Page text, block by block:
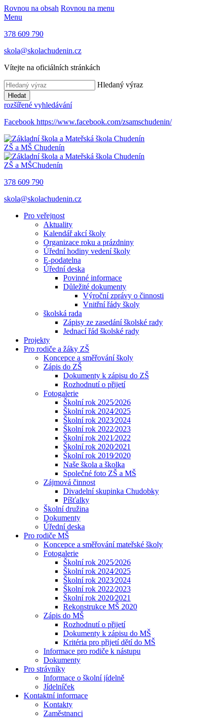
Rovnou na obsah Rovnou na menu
Menu
378 609 790
skola@skolachudenin.cz
Vítejte na oficiálních stránkách
Hledaný výraz
Hledat
rozšířené vyhledávání
Facebook https://www.facebook.com/zsamschudenin/
ZŠ a MŠ Chudenín
ZŠ a MŠChudenín
378 609 790
skola@skolachudenin.cz
Pro veřejnost
Aktuality
Kalendář akcí školy
Organizace roku a prázdniny
Úřední hodiny vedení školy
E-podatelna
Úřední deska
Povinné informace
Důležité dokumenty
Výroční zprávy o činnosti
Vnitřní řády školy
školská rada
Zápisy ze zasedání školské rady
Jednací řád školské rady
Projekty
Pro rodiče a žáky ZŠ
Koncepce a směřování školy
Zápis do ZŠ
Dokumenty k zápisu do ZŠ
Rozhodnutí o přijetí
Fotogalerie
Školní rok 2025⁄2026
Školní rok 2024⁄2025
Školní rok 2023⁄2024
Školní rok 2022⁄2023
Školní rok 2021⁄2022
Školní rok 2020⁄2021
Školní rok 2019⁄2020
Naše škola a školka
Společné foto ZŠ a MŠ
Zájmová činnost
Divadelní skupinka Chudobky
Píšťalky
Školní družina
Dokumenty
Úřední deska
Pro rodiče MŠ
Koncepce a směřování mateřské školy
Fotogalerie
Školní rok 2025⁄2026
Školní rok 2024⁄2025
Školní rok 2023⁄2024
Školní rok 2022⁄2023
Školní rok 2020⁄2021
Rekonstrukce MŠ 2020
Zápis do MŠ
Rozhodnutí o přijetí
Dokumenty k zápisu do MŠ
Kritéria pro přijetí dětí do MŠ
Informace pro rodiče k nástupu
Dokumenty
Pro strávníky
Informace o školní jídelně
Jídelníček
Kontaktní informace
Kontakty
Zaměstnanci